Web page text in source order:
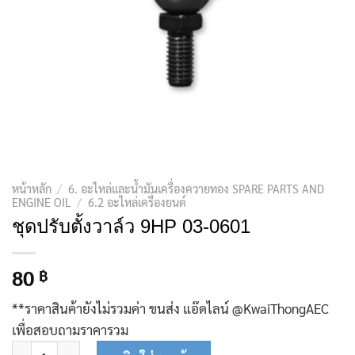
หน้าหลัก / 6. อะไหล่และน้ำมันเครื่องควายทอง SPARE PARTS AND
ENGINE OIL
/ 6.2 อะไหล่เครื่องยนต์
ชุดปรับตั้งวาล์ว​ 9HP 03-0601
80 ฿
**ราคาสินค้ายังไม่รวมค่า ขนส่ง แอ๊ดไลน์ @KwaiThongAEC
เพื่อสอบถามราคารวม
จำนวน ชุดปรับตั้งวาล์ว​ 9HP 03-0601 ชิ้น